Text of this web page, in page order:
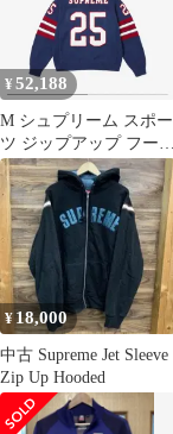
¥52,188
M シュプリーム スポー
ツ ジップアップ フーデ
ィー セーター
¥ 18,000
中古 Supreme Jet Sleeve
Zip Up Hooded